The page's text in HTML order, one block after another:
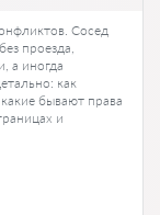
Сосед
проезда,
а иногда
как
бывают права
и